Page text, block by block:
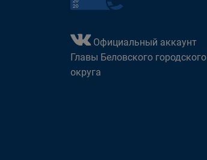
Официальный аккаунт
Главы Беловского городского
округа